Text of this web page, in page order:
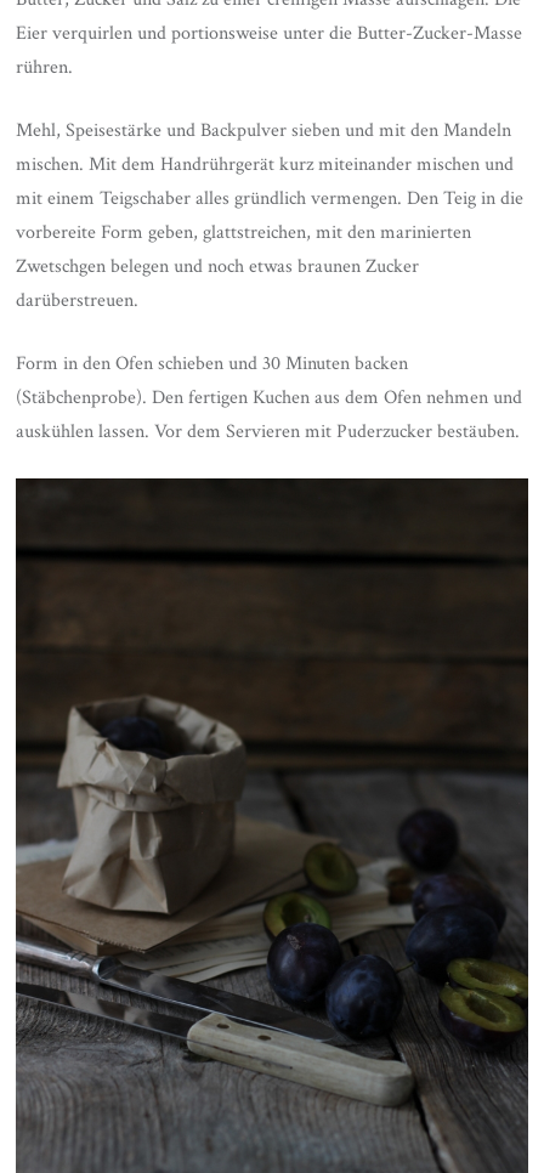
Eier verquirlen und portionsweise unter die Butter-Zucker-Masse
rühren.
Mehl, Speisestärke und Backpulver sieben und mit den Mandeln
mischen. Mit dem Handrührgerät kurz miteinander mischen und
mit einem Teigschaber alles gründlich vermengen. Den Teig in die
vorbereite Form geben, glattstreichen, mit den marinierten
Zwetschgen belegen und noch etwas braunen Zucker
darüberstreuen.
Form in den Ofen schieben und 30 Minuten backen
(Stäbchenprobe). Den fertigen Kuchen aus dem Ofen nehmen und
auskühlen lassen. Vor dem Servieren mit Puderzucker bestäuben.